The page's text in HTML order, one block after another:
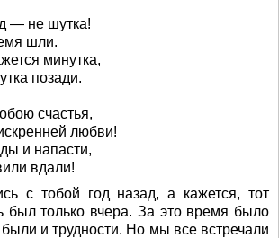
— не шутка!
шли.
минутка,
позади.
счастья,
любви!
и напасти,
вдали!
с тобой год назад, а кажется, тот
был только вчера. За это время было
и трудности. Но мы все встречали